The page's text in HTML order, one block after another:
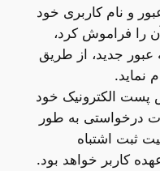
عبور و نام کاربری خود
را فراموش کرد،
جدید، از طریق
نماید.
آدرس پست الکترونیک خود
درخواستی به طور
ثبت اشتباه
کاربر خواهد بود.